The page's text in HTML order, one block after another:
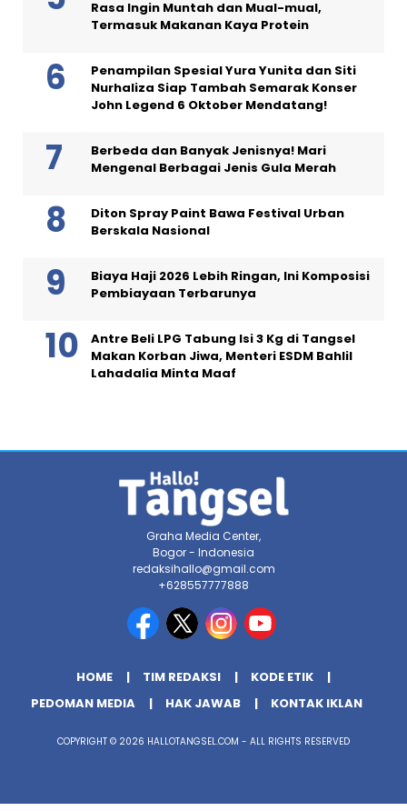
Rasa Ingin Muntah dan Mual-mual,
Termasuk Makanan Kaya Protein
Penampilan Spesial Yura Yunita dan Siti
Nurhaliza Siap Tambah Semarak Konser
John Legend 6 Oktober Mendatang!
Berbeda dan Banyak Jenisnya! Mari
Mengenal Berbagai Jenis Gula Merah
Diton Spray Paint Bawa Festival Urban
Berskala Nasional
Biaya Haji 2026 Lebih Ringan, Ini Komposisi
Pembiayaan Terbarunya
Antre Beli LPG Tabung Isi 3 Kg di Tangsel
Makan Korban Jiwa, Menteri ESDM Bahlil
Lahadalia Minta Maaf
Graha Media Center,
Bogor - Indonesia
redaksihallo@gmail.com
+628557777888
HOME TIM REDAKSI
KODE ETIK
PEDOMAN MEDIA
HAK JAWAB KONTAK IKLAN
COPYRIGHT © 2026 HALLOTANGSEL.COM - ALL RIGHTS RESERVED